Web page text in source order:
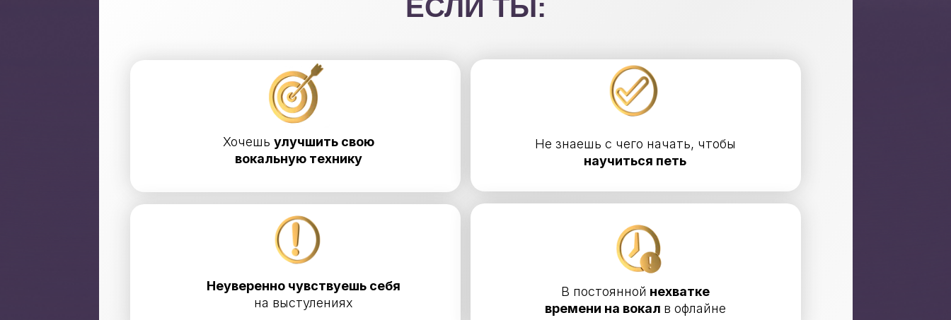
ЕСЛИ ТЫ:
Хочешь улучшить свою
вокальную технику
Неуверенно чувствуешь себя
на выстулениях
Не знаешь с чего начать, чтобы
научиться петь
В постоянной нехватке
времени на вокал в офлайне